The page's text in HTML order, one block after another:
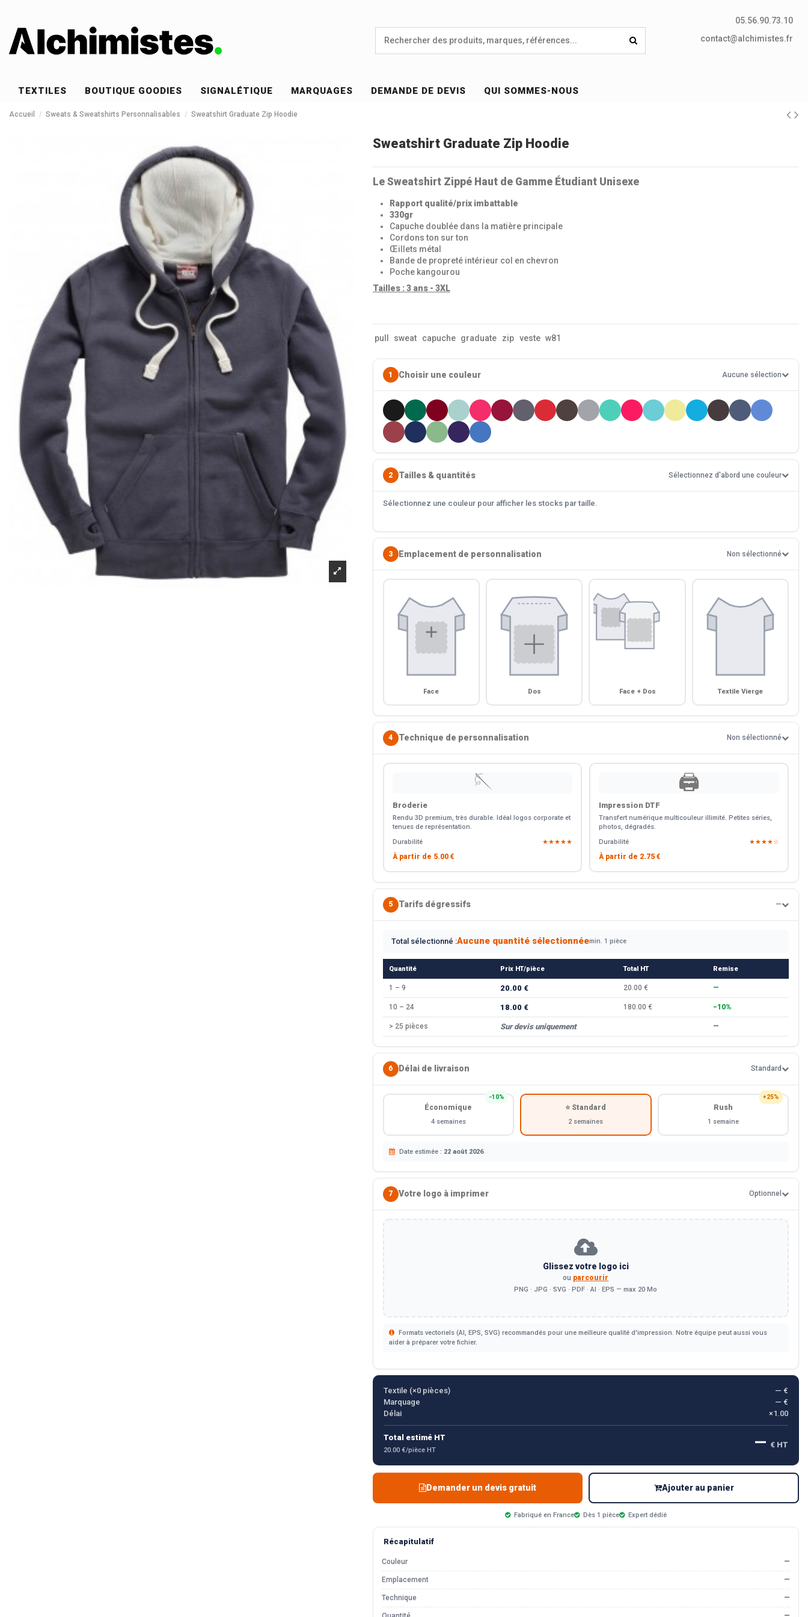
05.56.90.73.10
contact@alchimistes.fr
TEXTILES BOUTIQUE GOODIES SIGNALÉTIQUE MARQUAGES DEMANDE DE DEVIS QUI SOMMES-NOUS
Accueil Sweats & Sweatshirts Personnalisables Sweatshirt Graduate Zip Hoodie
Sweatshirt Graduate Zip Hoodie
Le Sweatshirt Zippé Haut de Gamme Étudiant Unisexe
Rapport qualité/prix imbattable
330gr
Capuche doublée dans la matière principale
Cordons ton sur ton
Œillets métal
Bande de propreté intérieur col en chevron
Poche kangourou
Tailles : 3 ans - 3XL
pull sweat capuche graduate zip veste w81
1 Choisir une couleur Aucune sélection
2 Tailles & quantités Sélectionnez d'abord une couleur
Sélectionnez une couleur pour afficher les stocks par taille.
3 Emplacement de personnalisation Non sélectionné
Face Dos Face + Dos Textile Vierge
4 Technique de personnalisation Non sélectionné
🪡
Broderie
Rendu 3D premium, très durable. Idéal logos corporate et
tenues de représentation.
Durabilité
★★★★★
À partir de 5.00 €
🖨️
Impression DTF
Transfert numérique multicouleur illimité. Petites séries,
photos, dégradés.
Durabilité
★★★★☆
À partir de 2.75 €
5 Tarifs dégressifs —
Total sélectionné :Aucune quantité sélectionnéemin. 1 pièce
Quantité Prix HT/pièce Total HT Remise
1 – 9 20.00 € 20.00 € —
10 – 24 18.00 € 180.00 € −10%
> 25 pièces Sur devis uniquement —
6 Délai de livraison Standard
−10%
Économique
4 semaines
⭐ Standard
2 semaines
+25%
Rush
1 semaine
Date estimée : 22 août 2026
7 Votre logo à imprimer Optionnel
Glissez votre logo ici
ou parcourir
PNG · JPG · SVG · PDF · AI · EPS — max 20 Mo
Formats vectoriels (AI, EPS, SVG) recommandés pour une meilleure qualité d'impression. Notre équipe peut aussi vous
aider à préparer votre fichier.
Textile (×0pièces)
— €
Marquage
— €
Délai
×1.00
Total estimé HT
20.00 €/pièce HT — € HT
Demander un devis gratuit Ajouter au panier
Fabriqué en France Dès 1 pièce Expert dédié
Récapitulatif
Couleur —
Emplacement —
Technique —